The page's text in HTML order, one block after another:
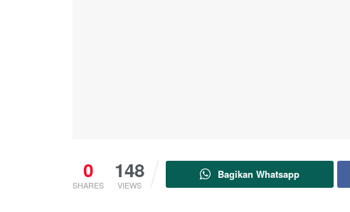
0
SHARES
148
VIEWS
Bagikan Whatsapp